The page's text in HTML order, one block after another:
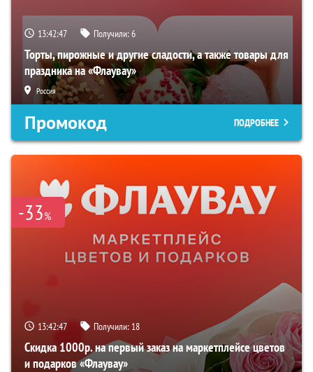
13:42:46 Получили:6
Торты, пирожные и другие сладости, а также товары для
праздника на «Флаувау»
Россия
Промокод ПОДРОБНЕЕ
-33%
13:42:46 Получили: 18
Скидка 1000р. на первый заказ на маркетплейсе цветов
и подарков «Флаувау»